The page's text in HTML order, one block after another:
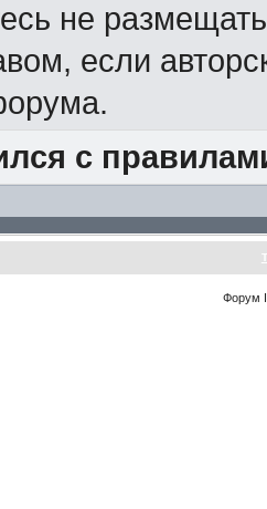
не
если
с
Форум